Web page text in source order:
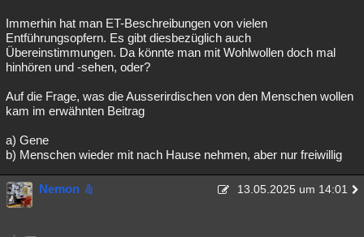
Immerhin hat man ET-Beschreibungen von vielen
Entführungsopfern. Es gibt diesbezüglich auch
Übereinstimmungen. Da könnte man mit Wohlwollen doch mal
hinhören und -sehen, oder?
Auf die Frage, was die Ausserirdischen von den Menschen wollen
kam im erwähnten Beitrag
a) Gene
b) Menschen wieder mit nach Hause nehmen, aber nur freiwillig
Nemon 13.05.2025 um 14:01